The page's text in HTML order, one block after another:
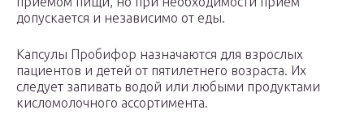
допускается и независимо от еды.
Капсулы Пробифор назначаются для взрослых
пациентов и детей от пятилетнего возраста. Их
следует запивать водой или любыми продуктами
кисломолочного ассортимента.